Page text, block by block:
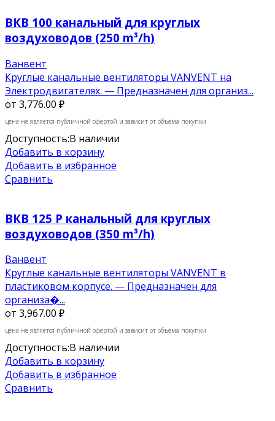
ВКВ 100 канальный для круглых
воздуховодов (250 m³/h)
Ванвент
Круглые канальные вентиляторы VANVENT на
Электродвигателях. — Предназначен для организ...
от 3,776.00 ₽
цена не является публичной офертой и зависит от объёма покупки
Доступность:В наличии
Добавить в корзину
Добавить в избранное
Сравнить
ВКВ 125 P канальный для круглых
воздуховодов (350 m³/h)
Ванвент
Круглые канальные вентиляторы VANVENT в
пластиковом корпусе. — Предназначен для
организа�...
от 3,967.00 ₽
цена не является публичной офертой и зависит от объёма покупки
Доступность:В наличии
Добавить в корзину
Добавить в избранное
Сравнить